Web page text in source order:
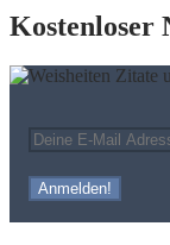
Kostenloser